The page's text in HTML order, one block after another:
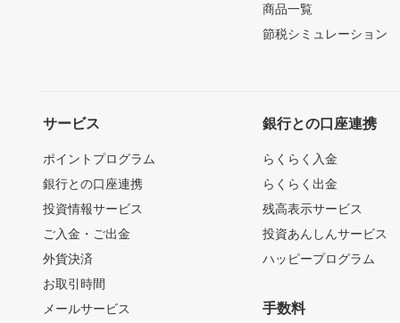
商品一覧
節税シミュレーション
サービス
ポイントプログラム
銀行との口座連携
投資情報サービス
ご入金・ご出金
外貨決済
お取引時間
メールサービス
銀行との口座連携
らくらく入金
らくらく出金
残高表示サービス
投資あんしんサービス
ハッピープログラム
手数料